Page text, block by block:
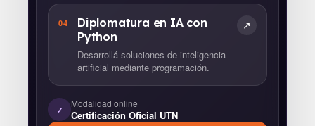
04
Diplomatura en IA con
Python
Desarrollá soluciones de inteligencia
artificial mediante programación.
↗
✓
Modalidad online
Certificación Oficial UTN